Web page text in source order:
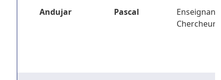
Andujar Pascal
Enseignant-
Chercheur